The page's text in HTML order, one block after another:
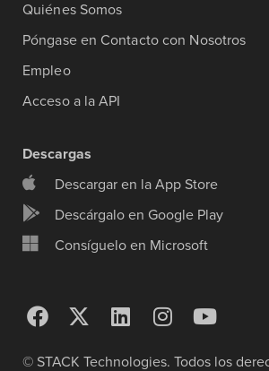
© STACK Technologies. Todos los
Quiénes Somos
Póngase en Contacto con Nosotros
Empleo
Acceso a la API
Descargas
Descargar en la App Store
Descárgalo en Google Play
Consíguelo en Microsoft